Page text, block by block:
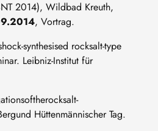
2014), Wildbad Kreuth,
, Vortrag.
synthesised rocksalt-type
Leibniz-Institut für
Hüttenmännischer Tag.